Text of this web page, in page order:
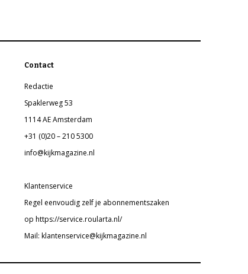
Contact
Redactie
Spaklerweg 53
1114 AE Amsterdam
+31 (0)20 – 210 5300
info@kijkmagazine.nl
Klantenservice
Regel eenvoudig zelf je abonnementszaken
op https://service.roularta.nl/
Mail: klantenservice@kijkmagazine.nl